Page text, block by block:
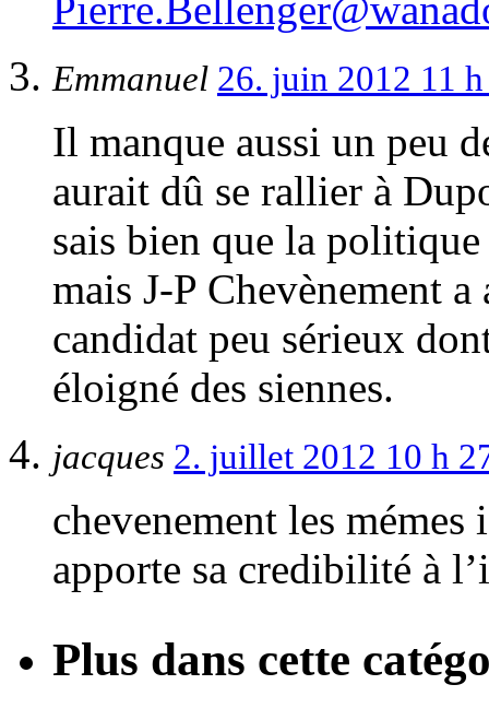
Emmanuel 26. juin 2012 11
Il manque aussi un peu
aurait dû se rallier à
sais bien que la
mais J-P Chevènement
candidat peu sérieux
éloigné des siennes.
jacques 2. juillet 2012 10 h
chevenement les
apporte sa credibilité à
Plus dans cette